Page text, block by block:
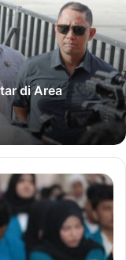
di Area